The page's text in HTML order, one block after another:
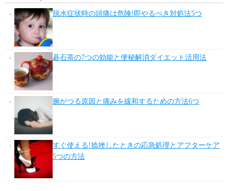
脱水症状時の頭痛は危険!即やるべき対処法5つ
碁石茶の7つの効能と便秘解消ダイエット活用法
腕がつる原因と痛みを緩和するための方法6つ
すぐ使える!捻挫したときの応急処理とアフターケア
5つの方法